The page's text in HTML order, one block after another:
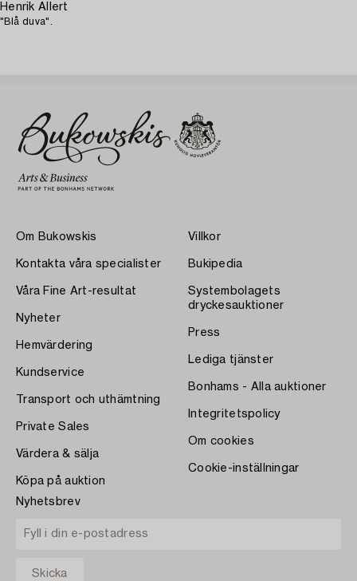
Henrik Allert
"Blå duva".
Om Bukowskis
Kontakta våra specialister
Våra Fine Art-resultat
Nyheter
Hemvärdering
Kundservice
Transport och uthämtning
Private Sales
Värdera & sälja
Köpa på auktion
Villkor
Bukipedia
Systembolagets
dryckesauktioner
Press
Lediga tjänster
Bonhams - Alla auktioner
Integritetspolicy
Om cookies
Cookie-inställningar
Nyhetsbrev